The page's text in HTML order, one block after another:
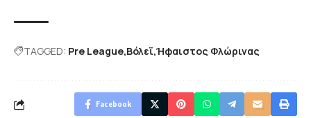
TAGGED: Pre League Βόλεϊ Ήφαιστος Φλώρινας
Facebook